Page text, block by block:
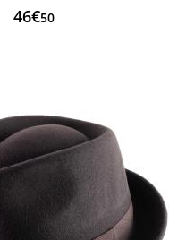
46€50